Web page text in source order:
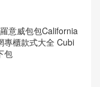
意威包包California
專櫃款式大全 Cubi
包